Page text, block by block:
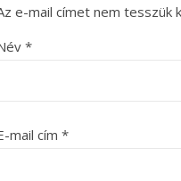
e-mail címet nem tesszük
*
mail cím *